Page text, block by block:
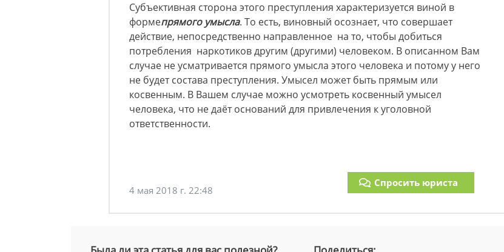
Субъективная сторона этого преступления характеризуется виной в
формепрямого умысла. То есть, виновный осознает, что совершает
действие, непосредственно направленное на то, чтобы добиться
потребления наркотиков другим (другими) человеком. В описанном Вам
случае не усматривается прямого умысла этого человека и потому у него
не будет состава преступления. Умысел может быть прямым или
косвенным. В Вашем случае можно усмотреть косвенный умысел
человека, что не даёт оснований для привлечения к уголовной
ответственности.
4 мая 2018 г. 22:48
Спросить юриста